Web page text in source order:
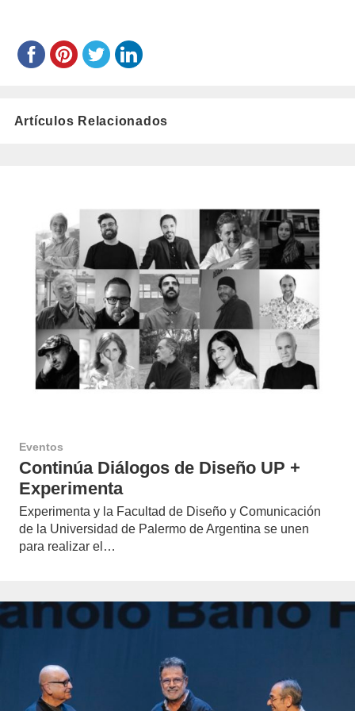
Artículos Relacionados
Eventos
Continúa Diálogos de Diseño UP +
Experimenta
Experimenta y la Facultad de Diseño y Comunicación
de la Universidad de Palermo de Argentina se unen
para realizar el…